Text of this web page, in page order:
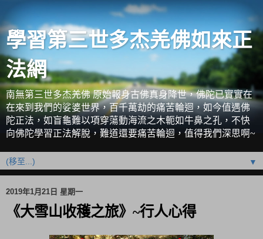
學習第三世多杰羌佛如來正
法網
南無第三世多杰羌佛 原始報身古佛真身降世，佛陀已實實在
在來到我們的娑婆世界，百千萬劫的痛苦輪迴，如今值遇佛
陀正法，如盲龜難以項穿蕩動海流之木軛如牛鼻之孔，不快
向佛陀學習正法解脫，難道還要痛苦輪迴，值得我們深思啊~
▼
2019年1月21日 星期一
《大雪山收穫之旅》~行人心得